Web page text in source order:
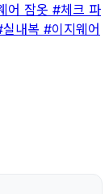
어 잠옷 #체크 파
내복 #이지웨어